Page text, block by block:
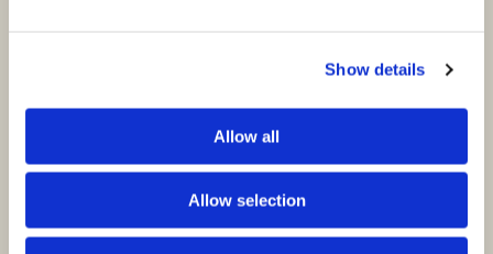
Show details
Allow all
Allow selection